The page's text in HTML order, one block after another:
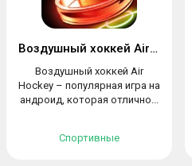
Воздушный хоккей Air Hockey
Воздушный хоккей Air
Hockey – популярная игра на
андроид, которая отлично...
Спортивные